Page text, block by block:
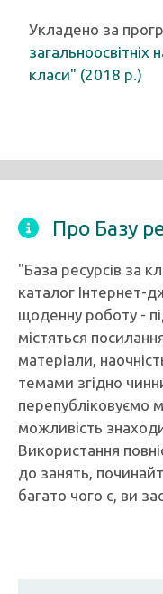
Укладено за
загальноосвітніх
класи" (2018 р.)
Про Базу
"База ресурсів за
каталог Інтернет-
щоденну роботу -
містяться
матеріали,
темами згідно
перепубліковуємо
можливість
Використання
до занять,
багато чого є, ви